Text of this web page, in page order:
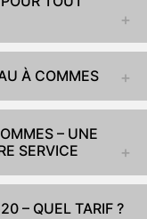
À COMMES
– UNE
SERVICE
– QUEL TARIF ?